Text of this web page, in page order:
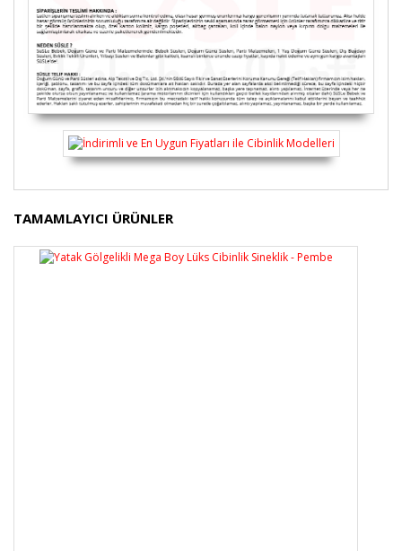
Bu ürünün fiyat bilgisi, resim, ürün açıklamalarında ve
diğer konularda yetersiz gördüğünüz noktaları öneri
formunu kullanarak tarafımıza iletebilirsiniz.
Görüş ve önerileriniz için teşekkür ederiz.
TAMAMLAYICI ÜRÜNLER